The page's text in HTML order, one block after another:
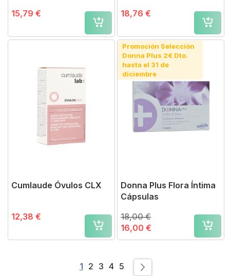
15,79 €
18,76 €
Cumlaude Óvulos CLX
12,38 €
Promoción Selección
Donna Plus 2€ Dto.
hasta el 31 de
diciembre
Donna Plus Flora Íntima
Cápsulas
16,00 €
18,00 €
Page
You're currently reading page
1 Page
2 Page
3 Page
4 Page
5